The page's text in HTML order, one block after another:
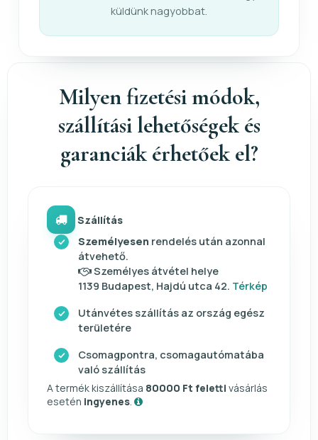
küldünk nagyobbat.
Milyen fizetési módok,
szállítási lehetőségek és
garanciák érhetőek el?
Szállítás
Személyesen rendelés után azonnal
átvehető.
Személyes átvétel helye
1139 Budapest, Hajdú utca 42. Térkép
Utánvétes szállítás az ország egész
területére
Csomagpontra, csomagautómatába
való szállítás
A termék kiszállítása 80000 Ft feletti vásárlás
esetén ingyenes